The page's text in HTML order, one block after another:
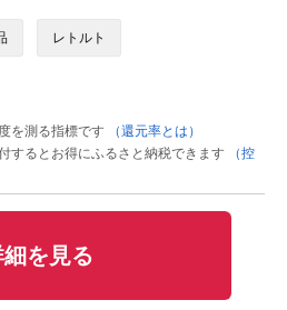
レトルト
を測る指標です
（還元率とは）
するとお得にふるさと納税できます
（控
を見る